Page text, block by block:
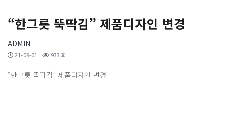
“한그릇 뚝딱김” 제품디자인 변경
ADMIN
21-09-01 933 회
“한그릇 뚝딱김” 제품디자인 변경